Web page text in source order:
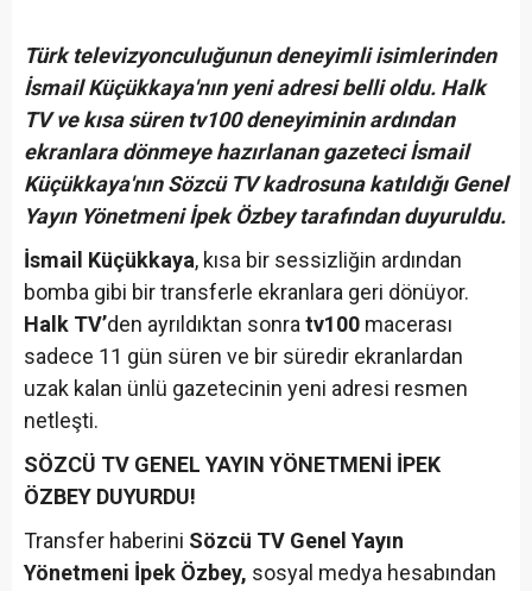
Türk televizyonculuğunun deneyimli isimlerinden
İsmail Küçükkaya'nın yeni adresi belli oldu. Halk
TV ve kısa süren tv100 deneyiminin ardından
ekranlara dönmeye hazırlanan gazeteci İsmail
Küçükkaya'nın Sözcü TV kadrosuna katıldığı Genel
Yayın Yönetmeni İpek Özbey tarafından duyuruldu.
İsmail Küçükkaya, kısa bir sessizliğin ardından
bomba gibi bir transferle ekranlara geri dönüyor.
Halk TV’den ayrıldıktan sonra tv100 macerası
sadece 11 gün süren ve bir süredir ekranlardan
uzak kalan ünlü gazetecinin yeni adresi resmen
netleşti.
SÖZCÜ TV GENEL YAYIN YÖNETMENİ İPEK
ÖZBEY DUYURDU!
Transfer haberini Sözcü TV Genel Yayın
Yönetmeni İpek Özbey, sosyal medya hesabından